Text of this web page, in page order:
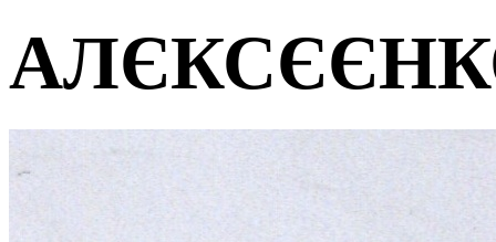
АЛЄКСЄЄНКО